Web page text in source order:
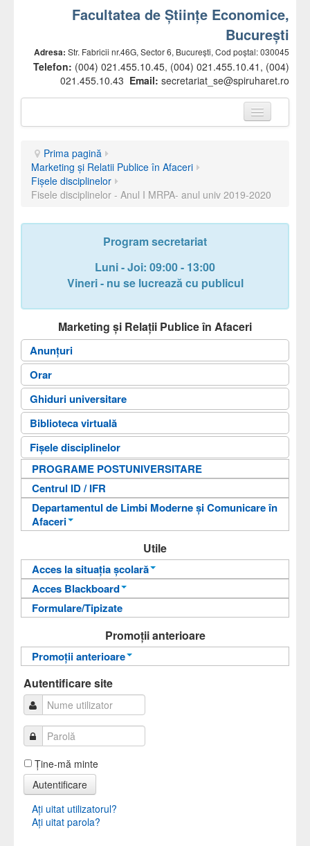
Facultatea de Științe Economice,
București
Adresa: Str. Fabricii nr.46G, Sector 6, București, Cod poștal: 030045
Telefon: (004) 021.455.10.45, (004) 021.455.10.41, (004)
021.455.10.43 Email: secretariat_se@spiruharet.ro
Prezentare facultate
Conducere
Cadre didactice
Documente
Admitere
Cercetare
Contact
Căutare
Arhiva
Antreprenoriat digital
Prima pagină
Marketing şi Relatii Publice în Afaceri
Fișele disciplinelor
Fisele disciplinelor - Anul I MRPA- anul univ 2019-2020
Program secretariat
Luni - Joi: 09:00 - 13:00
Vineri - nu se lucrează cu publicul
Marketing și Relații Publice în Afaceri
Anunțuri
Orar
Ghiduri universitare
Biblioteca virtuală
Fișele disciplinelor
PROGRAME POSTUNIVERSITARE
Centrul ID / IFR
Departamentul de Limbi Moderne și Comunicare în
Afaceri
An pregătitor pentru învățarea limbii române
Departamentul de Limbi Moderne și
Comunicare în Afaceri
Utile
Acces la situația școlară
Informații pentru acces
Autentificare
Acces Blackboard
Informații pentru acces
Formulare/Tipizate
Promoții anterioare
Promoții anterioare
Promoții anterioare
Autentificare site
Ţine-mă minte
Autentificare
Aţi uitat utilizatorul?
Aţi uitat parola?